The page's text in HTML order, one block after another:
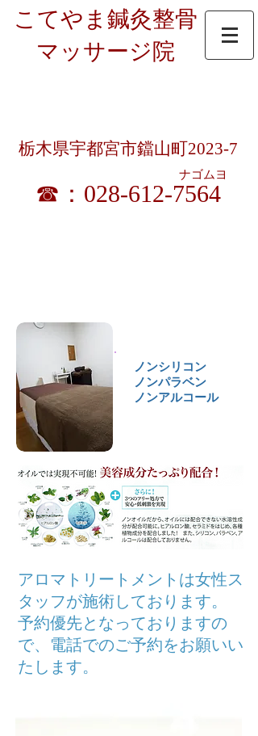
こてやま鍼灸整骨
マッサージ院
栃木県宇都宮市鐺山町2023-7
☎：028-612-7564
ナゴムヨ
ノンシリコン
ノンパラベン
​ノンアルコール
アロマトリートメントは女性ス
タッフが施術しております。
予約優先となっておりますの
で、電話でのご予約をお願いい
たします。